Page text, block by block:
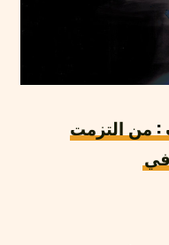
: من التزمت